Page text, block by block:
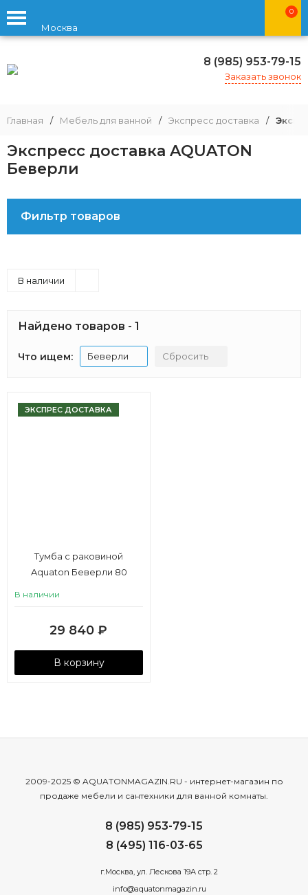
Москва
0
8 (985) 953-79-15
Заказать звонок
Главная / Мебель для ванной / Экспресс доставка /
Экспресс доставка AQUATON
Беверли
Фильтр товаров
В наличии
Найдено товаров - 1
Что ищем: Беверли Сбросить
ЭКСПРЕС ДОСТАВКА
Тумба с раковиной
Aquaton Беверли 80
В наличии
29 840 ₽
В корзину
2009-2025 © AQUATONMAGAZIN.RU - интернет-магазин по
продаже мебели и сантехники для ванной комнаты.
8 (985) 953-79-15
8 (495) 116-03-65
г.Москва, ул. Лескова 19А стр. 2
info@aquatonmagazin.ru